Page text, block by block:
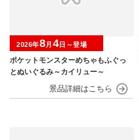
ポケットモンスターめちゃもふぐっ
とぬいぐるみ～カイリュー～
2026年8月 4日～登場